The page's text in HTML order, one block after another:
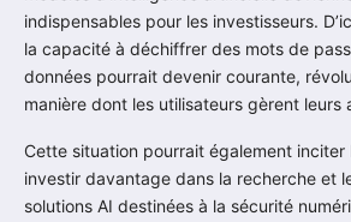
indispensables pour les investisseurs.
la capacité à déchiffrer des mots de
données pourrait devenir courante,
manière dont les utilisateurs gèrent leurs
Cette situation pourrait également inciter
investir davantage dans la recherche et
solutions AI destinées à la sécurité